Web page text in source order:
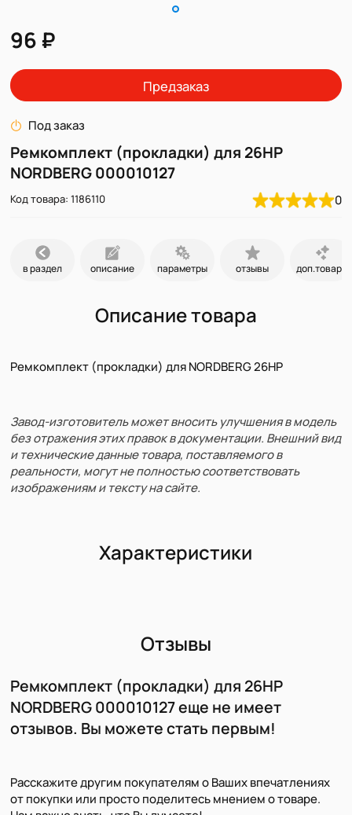
96 ₽
Предзаказ
Под заказ
Ремкомплект (прокладки) для 26HP
NORDBERG 000010127
Код товара: 1186110 0
в раздел описание параметры отзывы доп.товары
Описание товара
Ремкомплект (прокладки) для NORDBERG 26HP
Завод-изготовитель может вносить улучшения в модель
без отражения этих правок в документации. Внешний вид
и технические данные товара, поставляемого в
реальности, могут не полностью соответствовать
изображениям и тексту на сайте.
Характеристики
Отзывы
Ремкомплект (прокладки) для 26HP
NORDBERG 000010127 еще не имеет
отзывов. Вы можете стать первым!
Расскажите другим покупателям о Ваших впечатлениях
от покупки или просто поделитесь мнением о товаре.